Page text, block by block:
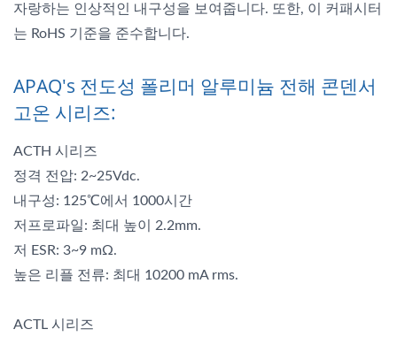
자랑하는 인상적인 내구성을 보여줍니다. 또한, 이 커패시터
는 RoHS 기준을 준수합니다.
APAQ's 전도성 폴리머 알루미늄 전해 콘덴서
고온 시리즈:
ACTH 시리즈
정격 전압: 2~25Vdc.
내구성: 125℃에서 1000시간
저프로파일: 최대 높이 2.2mm.
저 ESR: 3~9 mΩ.
높은 리플 전류: 최대 10200 mA rms.
ACTL 시리즈